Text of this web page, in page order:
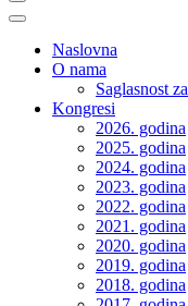
Naslovna
O nama
Saglasnost
Kongresi
2026. godina
2025. godina
2024. godina
2023. godina
2022. godina
2021. godina
2020. godina
2019. godina
2018. godina